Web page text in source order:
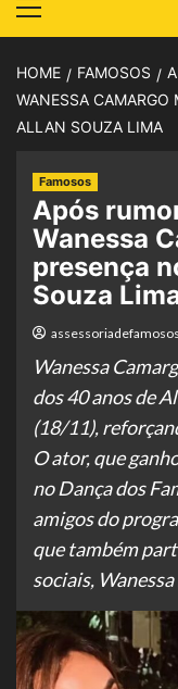
HOME FAMOSOS
WANESSA CAMARGO
ALLAN SOUZA LIMA
Famosos
Após
Wanessa
presença
Souza
assessoriadefamosos
Wanessa
dos 40 anos de
(18/11),
O ator, que
no Dança dos
amigos do
que também
sociais,